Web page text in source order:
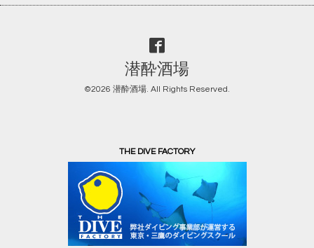
潜酔酒場
©2026 潜酔酒場. All Rights Reserved.
THE DIVE FACTORY